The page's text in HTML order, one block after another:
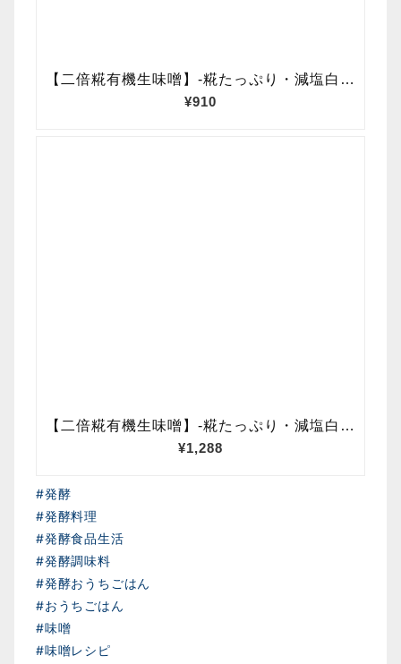
#発酵
#発酵料理
#発酵食品生活
#発酵調味料
#発酵おうちごはん
#おうちごはん
#味噌
#味噌レシピ